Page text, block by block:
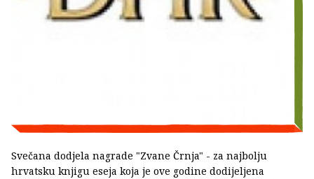
Svečana dodjela nagrade "Zvane Črnja" - za najbolju
hrvatsku knjigu eseja koja je ove godine dodijeljena